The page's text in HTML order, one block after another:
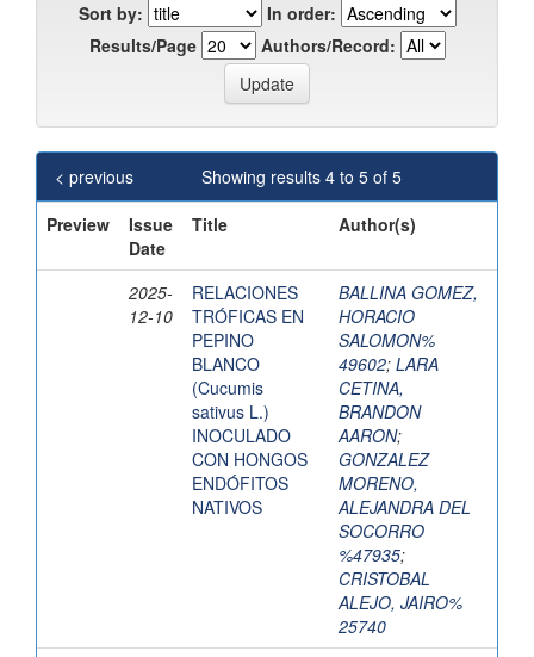
Sort by:
In order:
Results/Page
Authors/Record:
Showing results 4 to 5 of 5
< previous
Preview
Issue
Date
Title Author(s)
2025-
12-10
RELACIONES
TRÓFICAS EN
PEPINO
BLANCO
(Cucumis
sativus L.)
INOCULADO
CON HONGOS
ENDÓFITOS
NATIVOS
BALLINA GOMEZ,
HORACIO
SALOMON%
49602; LARA
CETINA,
BRANDON
AARON;
GONZALEZ
MORENO,
ALEJANDRA DEL
SOCORRO
%47935;
CRISTOBAL
ALEJO, JAIRO%
25740